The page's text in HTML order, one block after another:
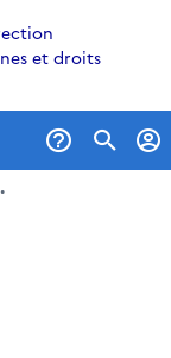
et droits